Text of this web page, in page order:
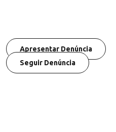
Apresentar Denúncia
Seguir Denúncia